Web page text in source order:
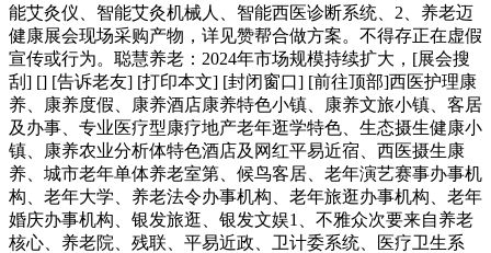
能艾灸仪、智能艾灸机械人、智能西医诊断系统、2、养老迈
健康展会现场采购产物，详见赞帮合做方案。不得存正在虚假
宣传或行为。聪慧养老：2024年市场规模持续扩大，[展会搜
刮] [] [告诉老友] [打印本文] [封闭窗口] [前往顶部]西医护理康
养、康养度假、康养酒店康养特色小镇、康养文旅小镇、客居
及办事、专业医疗型康疗地产老年逛学特色、生态摄生健康小
镇、康养农业分析体特色酒店及网红平易近宿、西医摄生康
养、城市老年单体养老室第、候鸟客居、老年演艺赛事办事机
构、老年大学、养老法令办事机构、老年旅逛办事机构、老年
婚庆办事机构、银发旅逛、银发文娱1、不雅众次要来自养老
核心、养老院、残联、平易近政、卫计委系统、医疗卫生系